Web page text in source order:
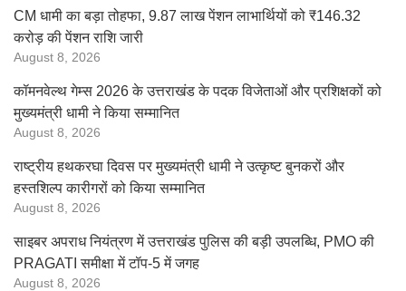
CM धामी का बड़ा तोहफा, 9.87 लाख पेंशन लाभार्थियों को ₹146.32
करोड़ की पेंशन राशि जारी
August 8, 2026
कॉमनवेल्थ गेम्स 2026 के उत्तराखंड के पदक विजेताओं और प्रशिक्षकों को
मुख्यमंत्री धामी ने किया सम्मानित
August 8, 2026
राष्ट्रीय हथकरघा दिवस पर मुख्यमंत्री धामी ने उत्कृष्ट बुनकरों और
हस्तशिल्प कारीगरों को किया सम्मानित
August 8, 2026
साइबर अपराध नियंत्रण में उत्तराखंड पुलिस की बड़ी उपलब्धि, PMO की
PRAGATI समीक्षा में टॉप-5 में जगह
August 8, 2026